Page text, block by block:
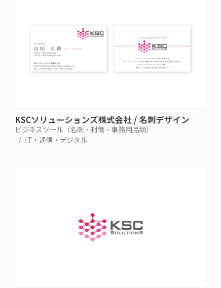
KSCソリューションズ株式会社 / 名刺デザイン
ビジネスツール（名刺・封筒・事務用品類）
IT・通信・デジタル